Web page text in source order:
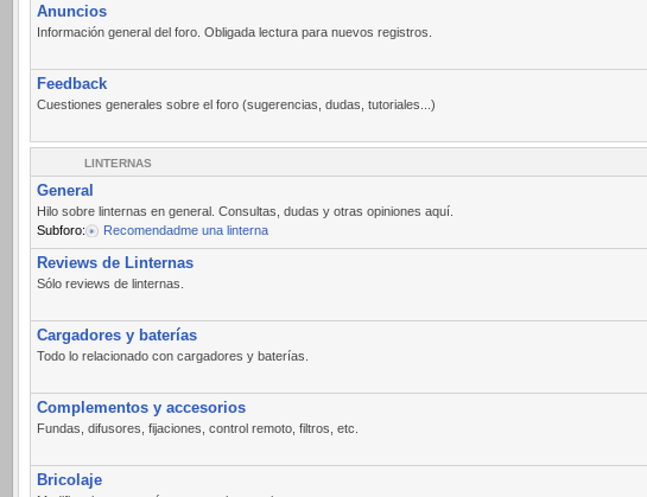
Anuncios
Información general del foro. Obligada lectura para nuevos registros.
Feedback
Cuestiones generales sobre el foro (sugerencias, dudas, tutoriales...)
LINTERNAS
General
Hilo sobre linternas en general. Consultas, dudas y otras opiniones aquí.
Subforo:
Recomendadme una linterna
Reviews de Linternas
Sólo reviews de linternas.
Cargadores y baterías
Todo lo relacionado con cargadores y baterías.
Complementos y accesorios
Fundas, difusores, fijaciones, control remoto, filtros, etc.
Bricolaje